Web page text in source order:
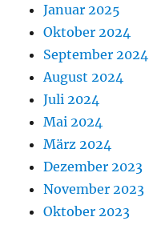
Januar 2025
Oktober 2024
September 2024
August 2024
Juli 2024
Mai 2024
März 2024
Dezember 2023
November 2023
Oktober 2023